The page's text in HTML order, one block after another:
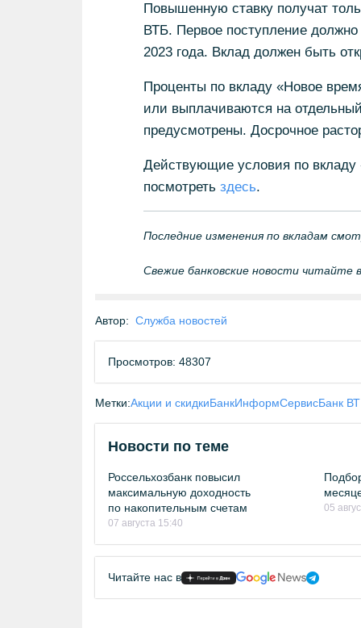
Повышенную ставку получат
ВТБ. Первое поступление
2023 года. Вклад должен быть
Проценты по вкладу «Новое
или выплачиваются на
предусмотрены. Досрочное
Действующие условия по
посмотреть здесь.
Последние изменения по вкладам
Свежие банковские новости читайте
Автор: Служба новостей
Просмотров: 48307
Метки:Акции и скидкиБанкИнформСервисБанк
Новости по теме
Россельхозбанк повысил
максимальную доходность
по накопительным счетам
07 августа 15:40
05
Читайте нас в